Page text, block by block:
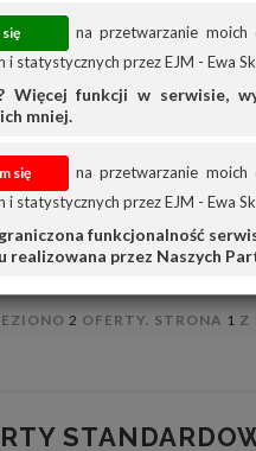
na przetwarzanie
i statystycznych przez EJM - Ewa
Więcej funkcji w serwisie,
mniej.
na przetwarzanie
i statystycznych przez EJM - Ewa
funkcjonalność
realizowana przez Naszych
Praca Za Granicą Wszystko
2 OFERTY. STRONA 1 Z